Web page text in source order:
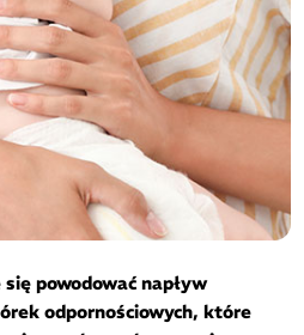
powodować napływ
odpornościowych, które